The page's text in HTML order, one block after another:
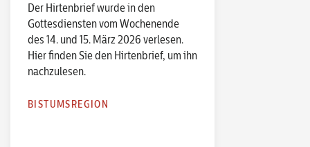
Der Hirtenbrief wurde in den
Gottesdiensten vom Wochenende
des 14. und 15. März 2026 verlesen.
Hier finden Sie den Hirtenbrief, um ihn
nachzulesen.
BISTUMSREGION